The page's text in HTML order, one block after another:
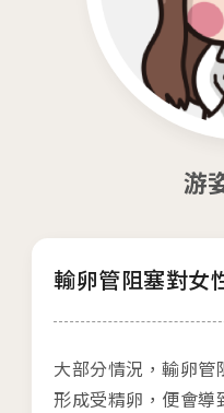
就醫指南
生殖醫學專科
06
07 衛教資訊
08 圓夢分享
游
輸卵管阻塞對女
大部分情況，輸卵管
形成受精卵，便會導